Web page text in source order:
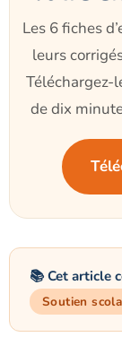
Les 6 fiches
leurs
Téléchargez-
de dix
📚 Cet article
Soutien